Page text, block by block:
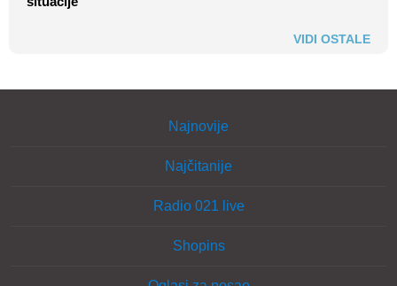
VIDI OSTALE
Najnovije
Najčitanije
Radio 021 live
Shopins